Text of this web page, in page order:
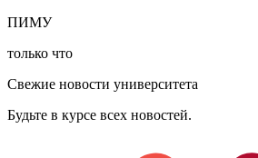
ПИМУ
только что
Свежие новости университета
Будьте в курсе всех новостей.